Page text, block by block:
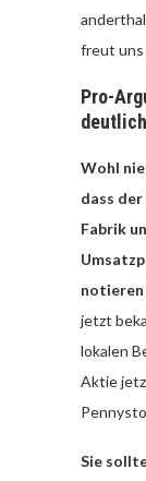
freut uns
Pro-
deutlich
Wohl
dass
Fabrik
jetzt
lokalen
Aktie
Sie